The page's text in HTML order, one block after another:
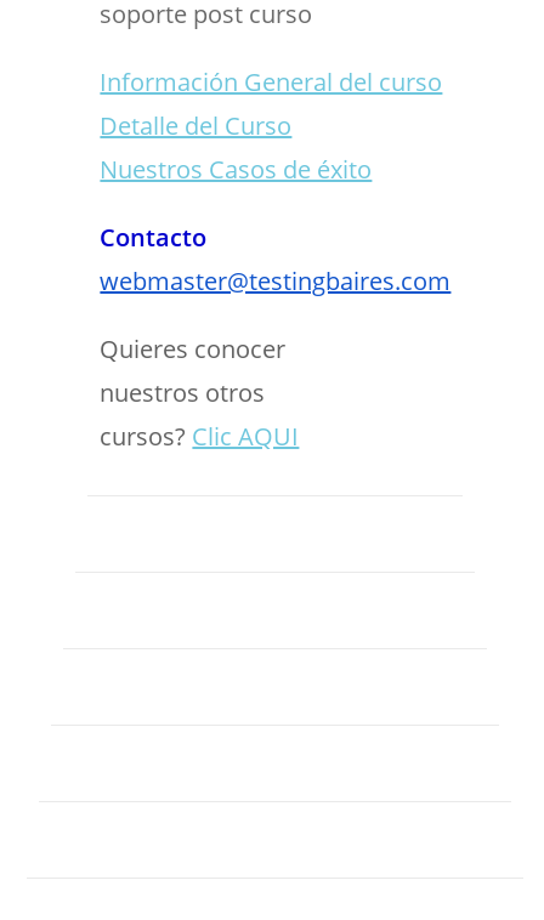
soporte post curso
Información General del curso
Detalle del Curso
Nuestros Casos de éxito
Contacto
webmaster@testingbaires.com
Quieres conocer
nuestros otros
cursos? Clic AQUI